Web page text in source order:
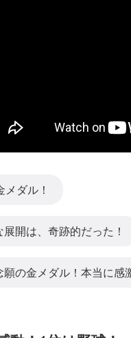
ダル！
開は、奇跡的だった！
願の金メダル！本当に感